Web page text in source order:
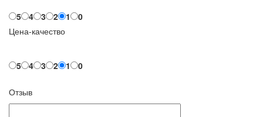
5 4 3 2 1
0
Цена-качество
5 4 3 2 1 0
Отзыв